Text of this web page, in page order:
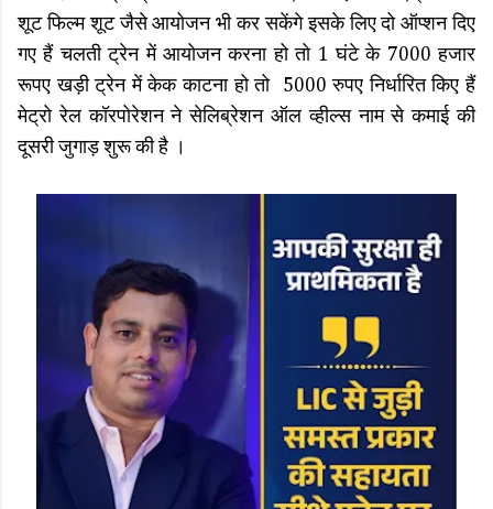
शूट फिल्म शूट जैसे आयोजन भी कर सकेंगे इसके लिए दो ऑप्शन दिए
गए हैं चलती ट्रेन में आयोजन करना हो तो 1 घंटे के 7000 हजार
रूपए खड़ी ट्रेन में केक काटना हो तो 5000 रुपए निर्धारित किए हैं
मेट्रो रेल कॉरपोरेशन ने सेलिब्रेशन ऑल व्हील्स नाम से कमाई की
दूसरी जुगाड़ शुरू की है ।